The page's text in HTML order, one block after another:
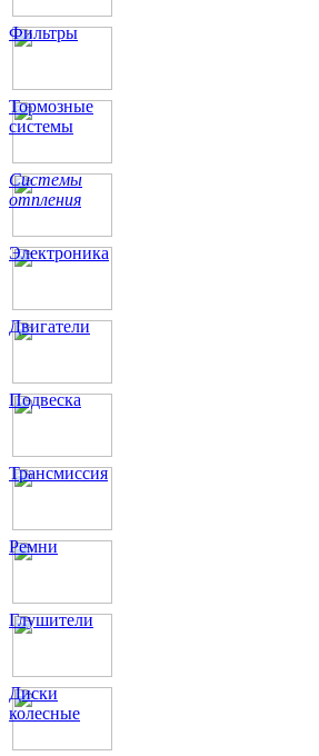
Фильтры
Тормозные
системы
Системы
отпления
Электроника
Двигатели
Подвеска
Трансмиссия
Ремни
Глушители
Диски
колесные